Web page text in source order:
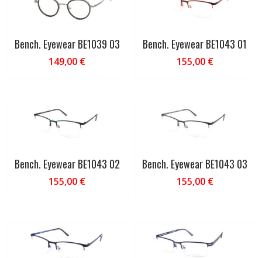
Bench. Eyewear BE1039 03
149,00 €
Bench. Eyewear BE1043 01
155,00 €
Bench. Eyewear BE1043 02
155,00 €
Bench. Eyewear BE1043 03
155,00 €